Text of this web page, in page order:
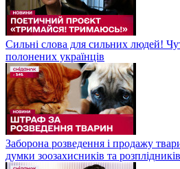
Сильні слова для сильних людей!
полонених українців
Заборона розведення і продажу
думки зоозахисників та розплідників